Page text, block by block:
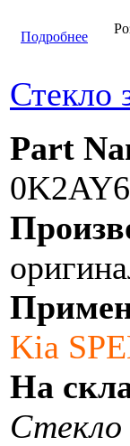
Подробнее
Стекло
Part
Kia
На
Стекло